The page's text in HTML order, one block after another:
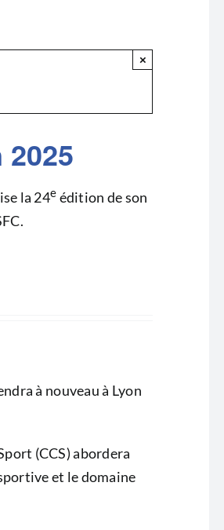
×
la 24e édition de son
à nouveau à Lyon
(CCS) abordera
et le domaine